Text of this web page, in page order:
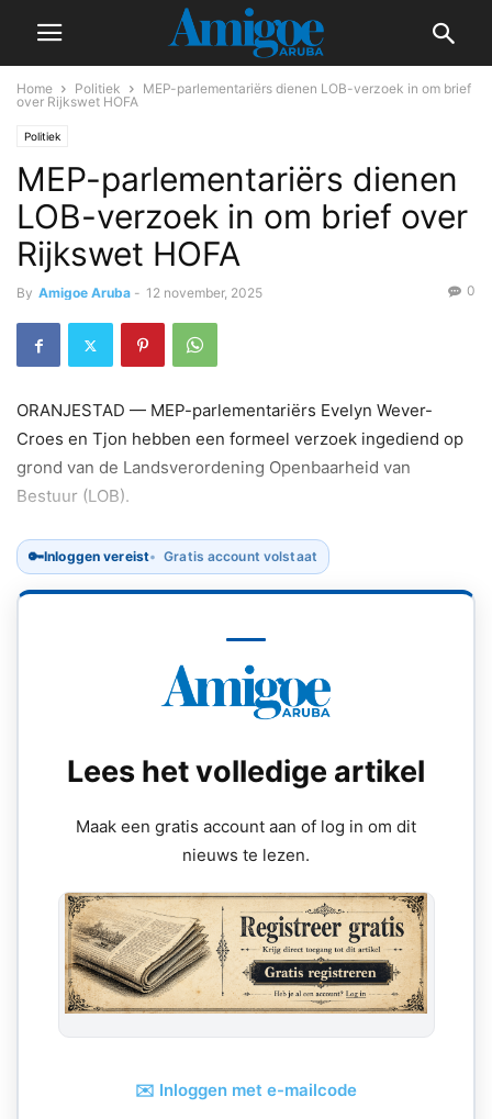
Home Politiek
MEP-parlementariërs dienen LOB-verzoek in om brief
over Rijkswet HOFA
Politiek
MEP-parlementariërs dienen
LOB-verzoek in om brief over
Rijkswet HOFA
By Amigoe Aruba - 12 november, 2025 0
ORANJESTAD — MEP-parlementariërs Evelyn Wever-
Croes en Tjon hebben een formeel verzoek ingediend op
grond van de Landsverordening Openbaarheid van
Bestuur (LOB).
🔑Inloggen vereist Gratis account volstaat
Lees het volledige artikel
Maak een gratis account aan of log in om dit
nieuws te lezen.
✉️ Inloggen met e-mailcode